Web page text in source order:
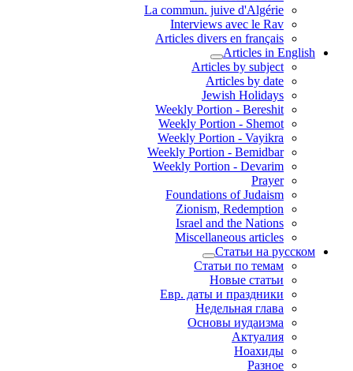
La commun. juive d'Algérie
Interviews avec le Rav
Articles divers en français
Articles in English
Articles by subject
Articles by date
Jewish Holidays
Weekly Portion - Bereshit
Weekly Portion - Shemot
Weekly Portion - Vayikra
Weekly Portion - Bemidbar
Weekly Portion - Devarim
Prayer
Foundations of Judaism
Zionism, Redemption
Israel and the Nations
Miscellaneous articles
Статьи на русском
Статьи по темам
Новые статьи
Евр. даты и праздники
Недельная глава
Основы иудаизма
Актуалия
Ноахиды
Разное